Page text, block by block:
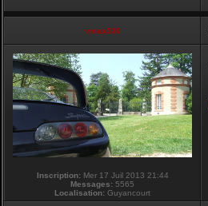
vmax330
Inscription:Mer 17 Juil 2013 21:44
Messages: 5565
Localisation: Guyancourt